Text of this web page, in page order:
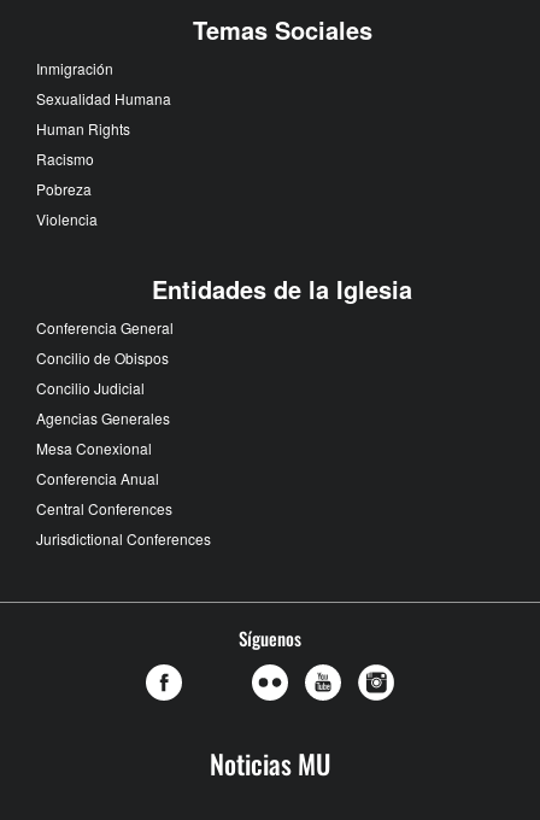
Temas Sociales
Inmigración
Sexualidad Humana
Human Rights
Racismo
Pobreza
Violencia
Entidades de la Iglesia
Conferencia General
Concilio de Obispos
Concilio Judicial
Agencias Generales
Mesa Conexional
Conferencia Anual
Central Conferences
Jurisdictional Conferences
Síguenos
Noticias MU